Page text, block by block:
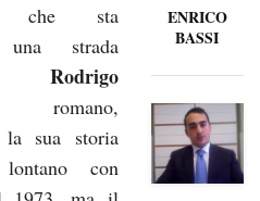
che sta
una strada
Rodrigo
romano,
la sua storia
con
ENRICO
BASSI